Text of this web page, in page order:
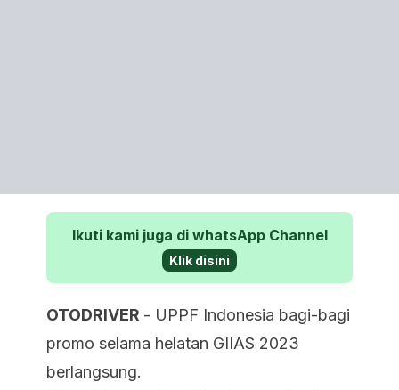
Ikuti kami juga di whatsApp Channel
Klik disini
OTODRIVER - UPPF Indonesia bagi-bagi
promo selama helatan GIIAS 2023
berlangsung.